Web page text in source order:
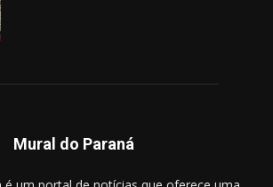
Mural do Paraná